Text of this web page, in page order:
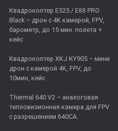
Квадрокоптер E525 / E88 PRO
Black – дрон с 4K камерой, FPV,
барометр, до 15 мин. полета +
кейс
Квадрокоптер XKJ KY905 – мини
дрон с камерой 4K, FPV, до
10мин, кейс
Thermal 640 V2 – аналоговая
тепловизионная камера для FPV
с разрешением 640CA.